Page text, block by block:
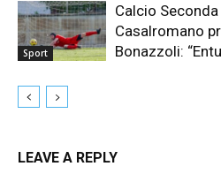
Sport
Calcio
Casalromano
Bonazzoli:
LEAVE A REPLY